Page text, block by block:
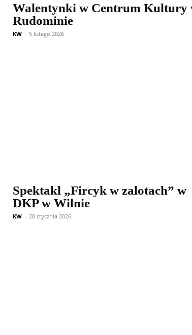
Walentynki w Centrum Kultury
Rudominie
KW - 5 lutego 2026
Spektakl „Fircyk w zalotach” w
DKP w Wilnie
KW - 20 stycznia 2026